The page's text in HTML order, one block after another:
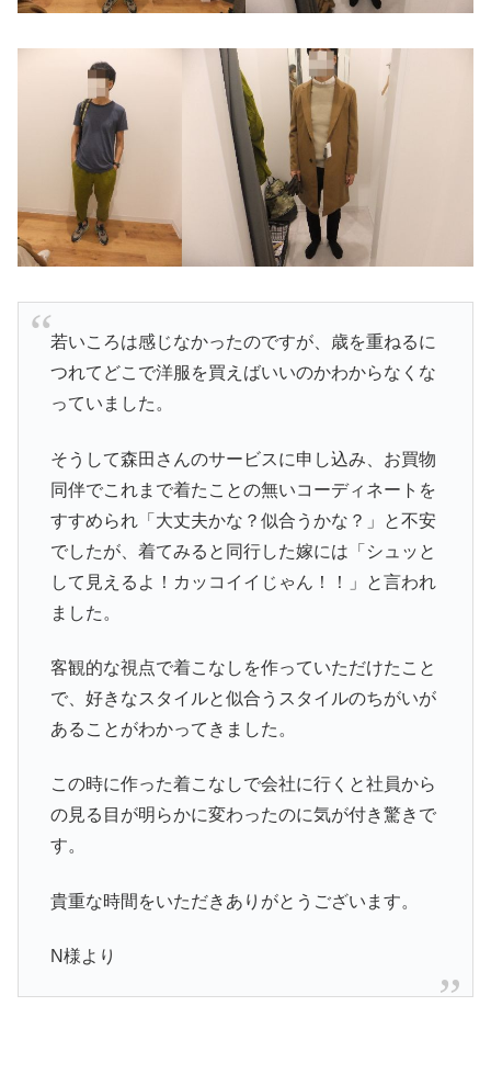
若いころは感じなかったのですが、歳を重ねるに
つれてどこで洋服を買えばいいのかわからなくな
っていました。
そうして森田さんのサービスに申し込み、お買物
同伴でこれまで着たことの無いコーディネートを
すすめられ「大丈夫かな？似合うかな？」と不安
でしたが、着てみると同行した嫁には「シュッと
して見えるよ！カッコイイじゃん！！」と言われ
ました。
客観的な視点で着こなしを作っていただけたこと
で、好きなスタイルと似合うスタイルのちがいが
あることがわかってきました。
この時に作った着こなしで会社に行くと社員から
の見る目が明らかに変わったのに気が付き驚きで
す。
貴重な時間をいただきありがとうございます。
N様より